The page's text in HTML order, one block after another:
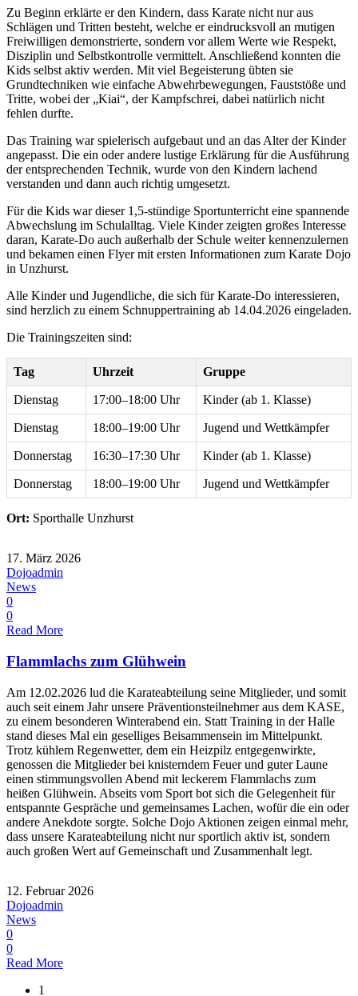
Zu Beginn erklärte er den Kindern, dass Karate nicht nur aus
Schlägen und Tritten besteht, welche er eindrucksvoll an mutigen
Freiwilligen demonstrierte, sondern vor allem Werte wie Respekt,
Disziplin und Selbstkontrolle vermittelt. Anschließend konnten die
Kids selbst aktiv werden. Mit viel Begeisterung übten sie
Grundtechniken wie einfache Abwehrbewegungen, Fauststöße und
Tritte, wobei der „Kiai“, der Kampfschrei, dabei natürlich nicht
fehlen durfte.
Das Training war spielerisch aufgebaut und an das Alter der Kinder
angepasst. Die ein oder andere lustige Erklärung für die Ausführung
der entsprechenden Technik, wurde von den Kindern lachend
verstanden und dann auch richtig umgesetzt.
Für die Kids war dieser 1,5-stündige Sportunterricht eine spannende
Abwechslung im Schulalltag. Viele Kinder zeigten großes Interesse
daran, Karate-Do auch außerhalb der Schule weiter kennenzulernen
und bekamen einen Flyer mit ersten Informationen zum Karate Dojo
in Unzhurst.
Alle Kinder und Jugendliche, die sich für Karate-Do interessieren,
sind herzlich zu einem Schnuppertraining ab 14.04.2026 eingeladen.
Die Trainingszeiten sind:
Tag Uhrzeit Gruppe
Dienstag 17:00–18:00 Uhr Kinder (ab 1. Klasse)
Dienstag 18:00–19:00 Uhr Jugend und Wettkämpfer
Donnerstag 16:30–17:30 Uhr Kinder (ab 1. Klasse)
Donnerstag 18:00–19:00 Uhr Jugend und Wettkämpfer
Ort: Sporthalle Unzhurst
17. März 2026
Dojoadmin
News
0
0
Read More
Flammlachs zum Glühwein
Am 12.02.2026 lud die Karateabteilung seine Mitglieder, und somit
auch seit einem Jahr unsere Präventionsteilnehmer aus dem KASE,
zu einem besonderen Winterabend ein. Statt Training in der Halle
stand dieses Mal ein geselliges Beisammensein im Mittelpunkt.
Trotz kühlem Regenwetter, dem ein Heizpilz entgegenwirkte,
genossen die Mitglieder bei knisterndem Feuer und guter Laune
einen stimmungsvollen Abend mit leckerem Flammlachs zum
heißen Glühwein. Abseits vom Sport bot sich die Gelegenheit für
entspannte Gespräche und gemeinsames Lachen, wofür die ein oder
andere Anekdote sorgte. Solche Dojo Aktionen zeigen einmal mehr,
dass unsere Karateabteilung nicht nur sportlich aktiv ist, sondern
auch großen Wert auf Gemeinschaft und Zusammenhalt legt.
12. Februar 2026
Dojoadmin
News
0
0
Read More
1